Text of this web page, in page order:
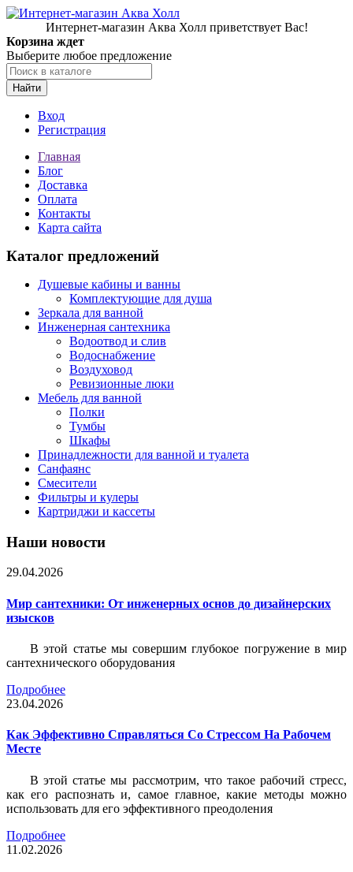
Интернет-магазин Аква Холл приветствует Вас!
Корзина ждет
Выберите любое предложение
Найти
Вход
Регистрация
Главная
Блог
Доставка
Оплата
Контакты
Карта сайта
Каталог предложений
Душевые кабины и ванны
Комплектующие для душа
Зеркала для ванной
Инженерная сантехника
Водоотвод и слив
Водоснабжение
Воздуховод
Ревизионные люки
Мебель для ванной
Полки
Тумбы
Шкафы
Принадлежности для ванной и туалета
Санфаянс
Смесители
Фильтры и кулеры
Картриджи и кассеты
Наши новости
29.04.2026
Мир сантехники: От инженерных основ до дизайнерских
изысков
В этой статье мы совершим глубокое погружение в мир
сантехнического оборудования
Подробнее
23.04.2026
Как Эффективно Справляться Со Стрессом На Рабочем
Месте
В этой статье мы рассмотрим, что такое рабочий стресс,
как его распознать и, самое главное, какие методы можно
использовать для его эффективного преодоления
Подробнее
11.02.2026